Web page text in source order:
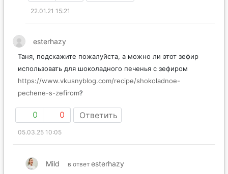
22.01.21 15:21
esterhazy
Таня, подскажите пожалуйста, а можно ли этот зефир
использовать для шоколадного печенья с зефиром
https://www.vkusnyblog.com/recipe/shokoladnoe-
pechene-s-zefirom?
0 0 Ответить
05.03.25 10:05
Mild в ответ esterhazy